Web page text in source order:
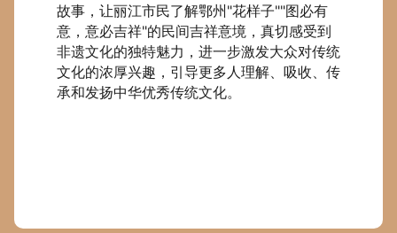
故事，让丽江市民了解鄂州"花样子""图必有
意，意必吉祥"的民间吉祥意境，真切感受到
非遗文化的独特魅力，进一步激发大众对传统
文化的浓厚兴趣，引导更多人理解、吸收、传
承和发扬中华优秀传统文化。